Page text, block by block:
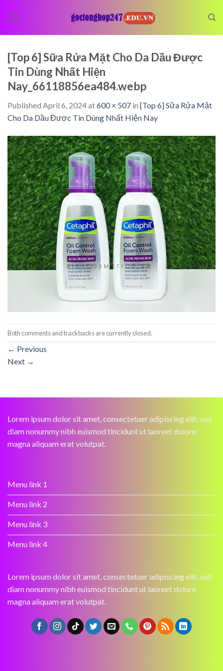
[Top 6] Sữa Rửa Mặt Cho Da Dầu Được
Tin Dùng Nhất Hiện
Nay_66118856ea484.webp
Published April 6, 2024at600 × 507 in [Top 6] Sữa Rửa Mặt
Cho Da Dầu Được Tin Dùng Nhất Hiện Nay
Both comments and trackbacks are currently closed.
← Previous
Next →
Lorem ipsum dolor sit amet, consectetuer adipiscing elit, sed
diam nonummy nibh euismod tincidunt ut laoreet dolore
magna aliquam erat volutpat.
Menu link 1
Menu link 2
Menu link 3
Menu link 4
Lorem ipsum dolor sit amet, consectetuer adipiscing elit, sed
diam nonummy nibh euismod tincidunt ut laoreet dolore
magna aliquam erat volutpat.